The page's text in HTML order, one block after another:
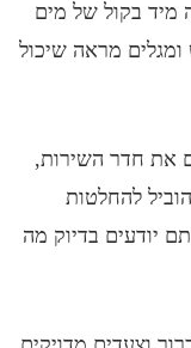
של מים
שיכול
השירות,
בדיוק מה